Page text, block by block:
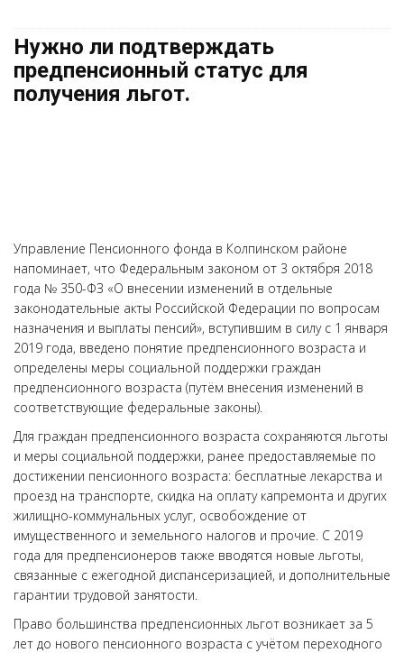
Нужно ли подтверждать
предпенсионный статус для
получения льгот.
Управление Пенсионного фонда в Колпинском районе
напоминает, что Федеральным законом от 3 октября 2018
года № 350-ФЗ «О внесении изменений в отдельные
законодательные акты Российской Федерации по вопросам
назначения и выплаты пенсий», вступившим в силу с 1 января
2019 года, введено понятие предпенсионного возраста и
определены меры социальной поддержки граждан
предпенсионного возраста (путём внесения изменений в
соответствующие федеральные законы).
Для граждан предпенсионного возраста сохраняются льготы
и меры социальной поддержки, ранее предоставляемые по
достижении пенсионного возраста: бесплатные лекарства и
проезд на транспорте, скидка на оплату капремонта и других
жилищно-коммунальных услуг, освобождение от
имущественного и земельного налогов и прочие. С 2019
года для предпенсионеров также вводятся новые льготы,
связанные с ежегодной диспансеризацией, и дополнительные
гарантии трудовой занятости.
Право большинства предпенсионных льгот возникает за 5
лет до нового пенсионного возраста с учётом переходного